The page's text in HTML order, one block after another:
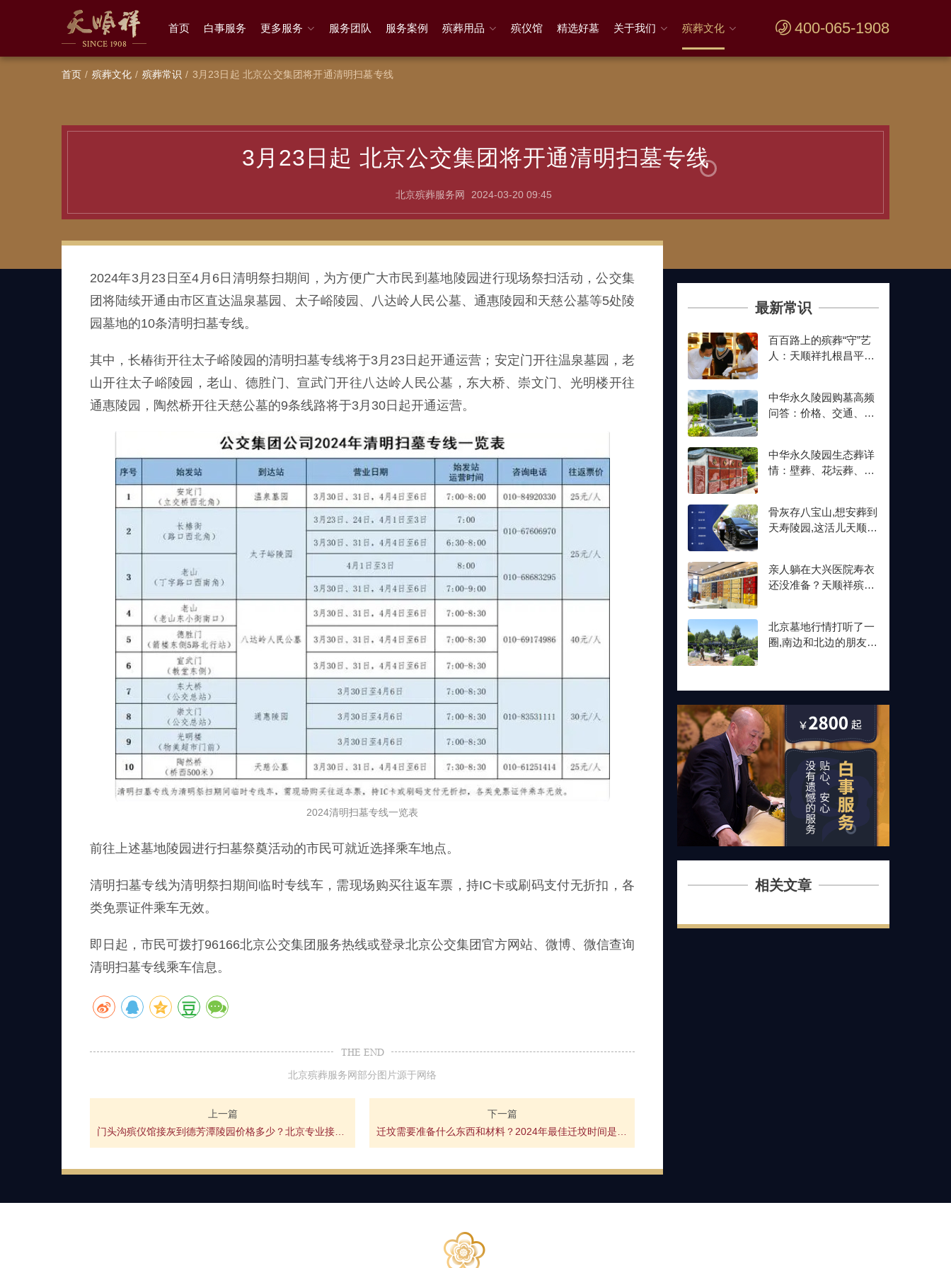
首页 白事服务 更多服务 服务团队 服务案例 殡葬用品 殡仪馆 精选好墓 关于我们 殡葬文化 400-065-1908
首页 殡葬文化 殡葬常识 3月23日起 北京公交集团将开通清明扫墓专线
3月23日起 北京公交集团将开通清明扫墓专线
北京殡葬服务网 2024-03-20 09:45
2024年3月23日至4月6日清明祭扫期间，为方便广大市民到墓地陵园进行现场祭扫活动，公交集
团将陆续开通由市区直达温泉墓园、太子峪陵园、八达岭人民公墓、通惠陵园和天慈公墓等5处陵
园墓地的10条清明扫墓专线。
其中，长椿街开往太子峪陵园的清明扫墓专线将于3月23日起开通运营；安定门开往温泉墓园，老
山开往太子峪陵园，老山、德胜门、宣武门开往八达岭人民公墓，东大桥、崇文门、光明楼开往
通惠陵园，陶然桥开往天慈公墓的9条线路将于3月30日起开通运营。
2024清明扫墓专线一览表
前往上述墓地陵园进行扫墓祭奠活动的市民可就近选择乘车地点。
清明扫墓专线为清明祭扫期间临时专线车，需现场购买往返车票，持IC卡或刷码支付无折扣，各
类免票证件乘车无效。
即日起，市民可拨打96166北京公交集团服务热线或登录北京公交集团官方网站、微博、微信查询
清明扫墓专线乘车信息。
THE END
北京殡葬服务网部分图片源于网络
上一篇
下一篇
最新常识
百百路上的殡葬“守”艺
人：天顺祥扎根昌平十
中华永久陵园购墓高频
问答：价格、交通、壁
中华永久陵园生态葬详
情：壁葬、花坛葬、树
骨灰存八宝山,想安葬到
天寿陵园,这活儿天顺祥
亲人躺在大兴医院寿衣
还没准备？天顺祥殡葬
北京墓地行情打听了一
圈,南边和北边的朋友最
相关文章